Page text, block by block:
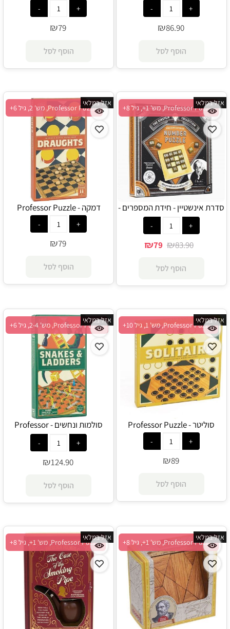
₪86.90
הוסף לסל
₪79
הוסף לסל
Professor Puzzle, מש' 1+, גיל 8+
אזל במלאי
סדרת אינשטיין - חידת המספרים -
Professor Puzzle
₪83.90
₪79
הוסף לסל
Professor Puzzle, מש' 2, גיל 6+
אזל במלאי
דמקה - Professor Puzzle
₪79
הוסף לסל
Professor Puzzle, מש' 1, גיל 10+
אזל במלאי
סוליטר - Professor Puzzle
₪89
הוסף לסל
Professor Puzzle, מש' 2-4, גיל 6+
אזל במלאי
סולמות ונחשים - Professor
Puzzle
₪124.90
הוסף לסל
Professor Puzzle, מש' 1+, גיל 8+
אזל במלאי
Professor Puzzle, מש' 1+, גיל 8+
אזל במלאי